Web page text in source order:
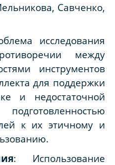
Савченко,
исследования
между
инструментов
для поддержки
и недостаточной
к их этичному и
: Использование